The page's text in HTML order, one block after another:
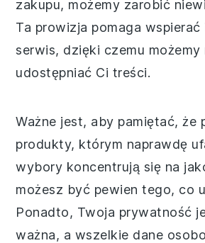
zakupu, możemy zarobić
Ta prowizja pomaga
serwis, dzięki czemu możemy
udostępniać Ci treści.
Ważne jest, aby pamiętać, że
produkty, którym naprawdę
wybory koncentrują się na
możesz być pewien tego, co
Ponadto, Twoja prywatność
ważna, a wszelkie dane